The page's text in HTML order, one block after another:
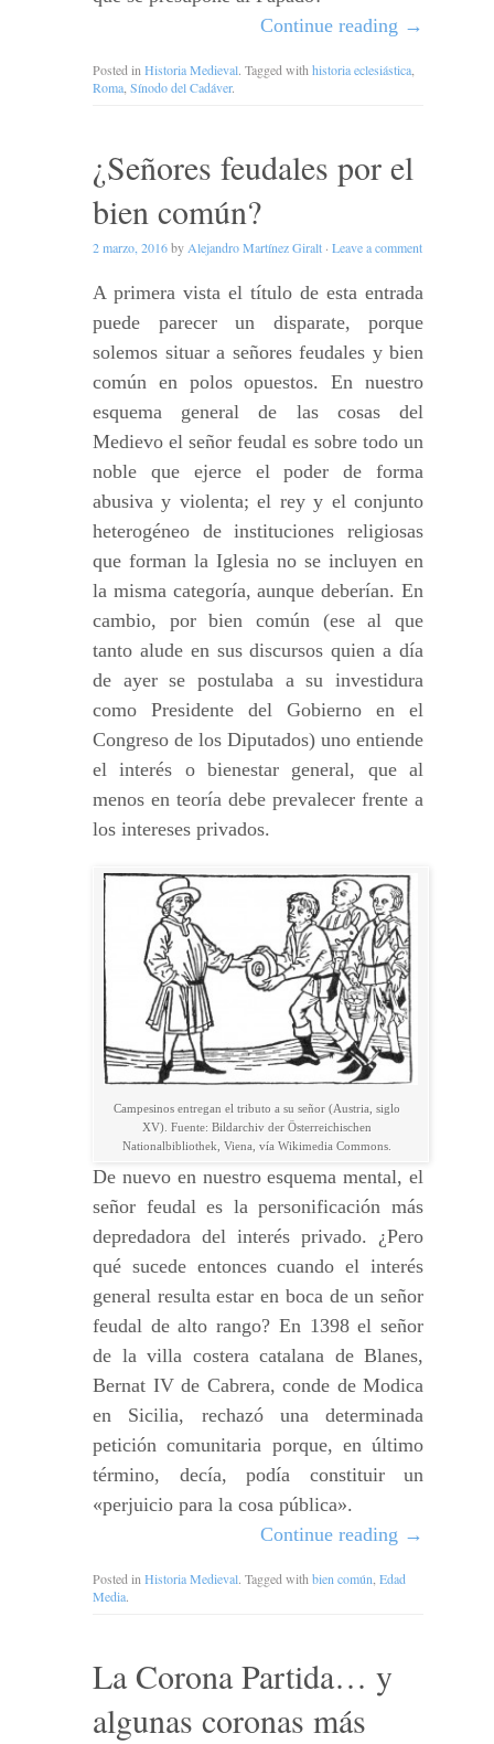
Continue reading →
Posted in Historia Medieval. Tagged with historia eclesiástica
Roma Sínodo del Cadáver.
¿Señores feudales por el
bien común?
2 marzo, 2016by Alejandro Martínez Giralt · Leave a comment
A primera vista el título de esta entrada
puede parecer un disparate, porque
solemos situar a señores feudales y bien
común en polos opuestos. En nuestro
esquema general de las cosas del
Medievo el señor feudal es sobre todo un
noble que ejerce el poder de forma
abusiva y violenta; el rey y el conjunto
heterogéneo de instituciones religiosas
que forman la Iglesia no se incluyen en
la misma categoría, aunque deberían. En
cambio, por bien común (ese al que
tanto alude en sus discursos quien a día
de ayer se postulaba a su investidura
como Presidente del Gobierno en el
Congreso de los Diputados) uno entiende
el interés o bienestar general, que al
menos en teoría debe prevalecer frente a
los intereses privados.
Campesinos entregan el tributo a su señor (Austria, siglo
XV). Fuente: Bildarchiv der Österreichischen
Nationalbibliothek, Viena, vía Wikimedia Commons.
De nuevo en nuestro esquema mental, el
señor feudal es la personificación más
depredadora del interés privado. ¿Pero
qué sucede entonces cuando el interés
general resulta estar en boca de un señor
feudal de alto rango? En 1398 el señor
de la villa costera catalana de Blanes,
Bernat IV de Cabrera, conde de Modica
en Sicilia, rechazó una determinada
petición comunitaria porque, en último
término, decía, podía constituir un
«perjuicio para la cosa pública».
Continue reading →
Posted in Historia Medieval. Tagged with bien común Edad
Media.
La Corona Partida… y
algunas coronas más